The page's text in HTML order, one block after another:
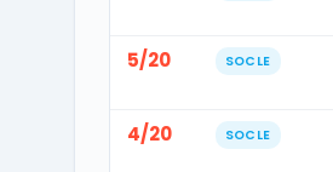
5/20 SOCLE
4/20 SOCLE